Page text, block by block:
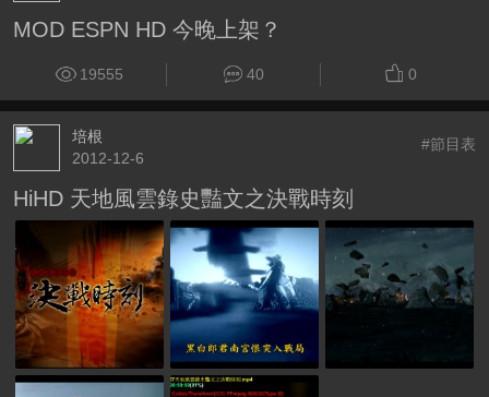
MOD ESPN HD 今晚上架？
19555 40 0
培根
2012-12-6
#節目表
HiHD 天地風雲錄史豔文之決戰時刻